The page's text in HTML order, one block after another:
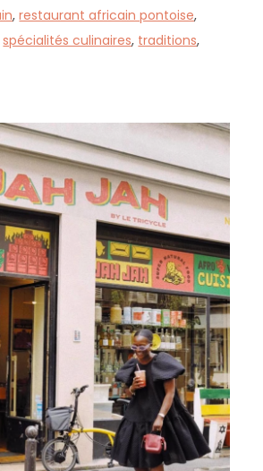
,restaurant africain pontoise,
spécialités culinaires, traditions,